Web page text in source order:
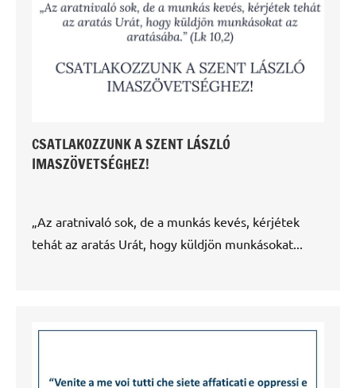
CSATLAKOZZUNK A SZENT LÁSZLÓ
IMASZÖVETSÉGHEZ!
„Az aratnivaló sok, de a munkás kevés, kérjétek
tehát az aratás Urát, hogy küldjön munkásokat...